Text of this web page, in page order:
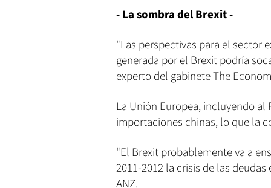
- La sombra del Brexit -
"Las perspectivas para el sector
generada por el Brexit podría
experto del gabinete The
La Unión Europea, incluyendo
importaciones chinas, lo que la
"El Brexit probablemente va a
2011-2012 la crisis de las
ANZ.